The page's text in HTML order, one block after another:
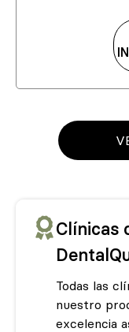
Clínicas
Todas las
nuestro
excelencia